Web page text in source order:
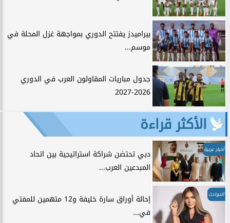
بيراميدز يفتتح الدوري بمواجهة غزل المحلة في
موسم...
جدول مباريات المقاولون العرب في الدوري
2026-2027
الأكثر قراءة
أخبار عربية
دبي تحتضن شراكة استراتيجية بين اتحاد
المبدعين العرب...
الحوادث
إحالة أوراق سارة خليفة و12 متهمين للمفتي
في...